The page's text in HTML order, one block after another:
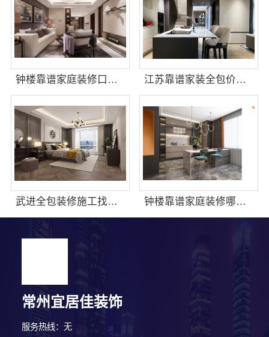
钟楼靠谱家庭装修口碑怎么样，常州宜居佳装饰好评案例 江苏靠谱家装全包价格_常州宜居佳装饰工程有限公司
武进全包装修施工找谁？常州宜居佳一站式服务 钟楼靠谱家庭装修哪家好，推荐常州宜居佳装饰工程有限公司
常州宜居佳装饰
服务热线：无